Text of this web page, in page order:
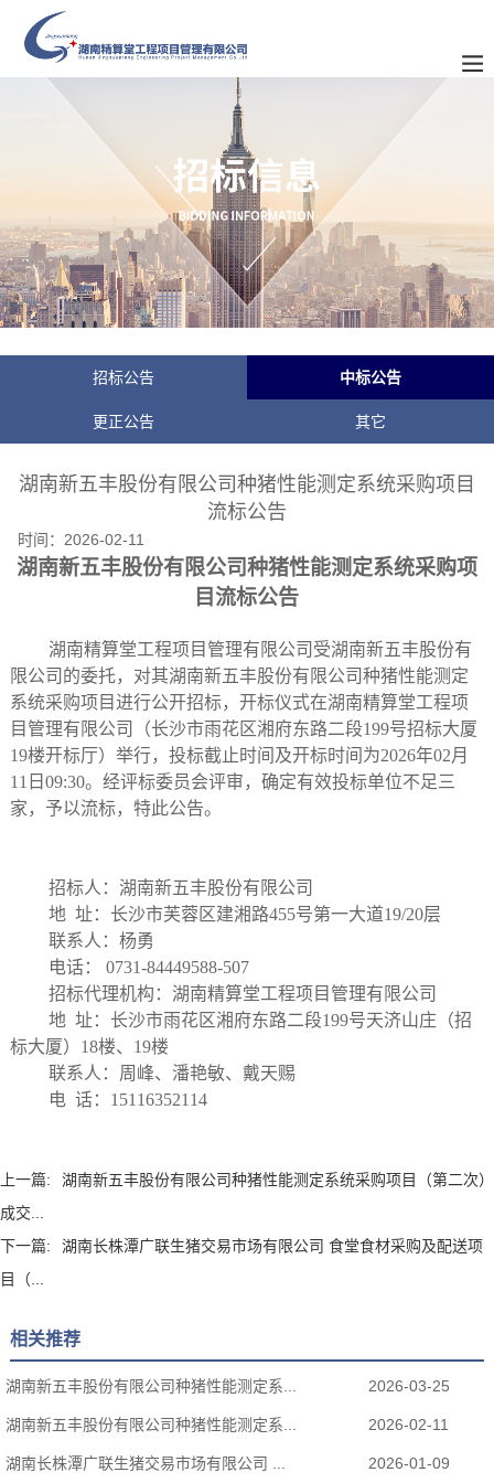
招标公告 中标公告
更正公告 其它
湖南新五丰股份有限公司种猪性能测定系统采购项目
流标公告
时间： 2026-02-11
湖南新五丰股份有限公司种猪性能测定系统采购项
目流标公告
湖南精算堂工程项目管理有限公司受湖南新五丰股份有
限公司 的委托，对其湖南新五丰股份有限公司种猪性能测定
系统采购项目进行公开招标，开标仪式在湖南精算堂工程项
目管理有限公司（长沙市雨花区湘府东路二段199号招标大厦
19楼开标厅）举行，投标截止时间及开标时间 为2026年02月
11日09:30。经评标委员会评审，确定有效投标单位不足三
家，予以流标，特此公告。
招标人：湖南新五丰股份有限公司
地 址：长沙市芙蓉区建湘路455号第一大道19/20层
联系人：杨勇
电话：
0731-84449588-507
招标代理机构：湖南精算堂工程项目管理有限公司
地 址：长沙市雨花区湘府东路二段199号天济山庄（招
标大厦）18楼、19楼
联系人：周峰、潘艳敏、戴天赐
电 话： 15116352114
上一篇:
湖南新五丰股份有限公司种猪性能测定系统采购项目（第二次）
成交...
下一篇:
湖南长株潭广联生猪交易市场有限公司 食堂食材采购及配送项
目（...
相关推荐
湖南新五丰股份有限公司种猪性能测定系... 2026-03-25
湖南新五丰股份有限公司种猪性能测定系... 2026-02-11
湖南长株潭广联生猪交易市场有限公司 ... 2026-01-09